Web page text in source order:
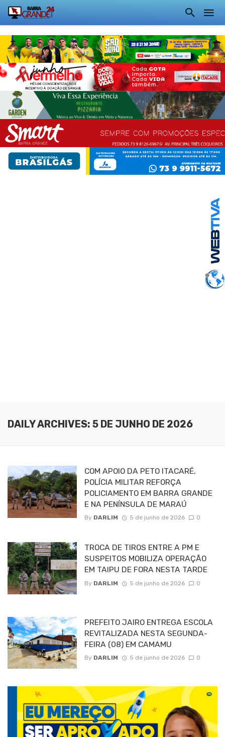
DAILY ARCHIVES: 5 DE JUNHO DE 2026
COM APOIO DA PETO ITACARÉ,
POLÍCIA MILITAR REFORÇA
POLICIAMENTO EM BARRA GRANDE
E NA PENÍNSULA DE MARAÚ
By DARLIM 5 de junho de 2026 0
TROCA DE TIROS ENTRE A PM E
SUSPEITOS MOBILIZA OPERAÇÃO
EM TAIPU DE FORA NESTA TARDE
By DARLIM 5 de junho de 2026 0
PREFEITO JAIRO ENTREGA ESCOLA
REVITALIZADA NESTA SEGUNDA-
FEIRA (08) EM CAMAMU
By DARLIM 5 de junho de 2026 0